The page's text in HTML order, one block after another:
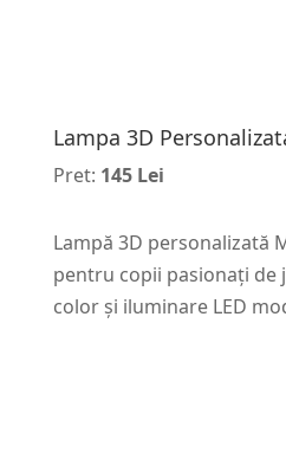
Lampa 3D
Pret: 145 Lei
Lampă 3D personalizată
pentru copii pasionați de
color și iluminare LED